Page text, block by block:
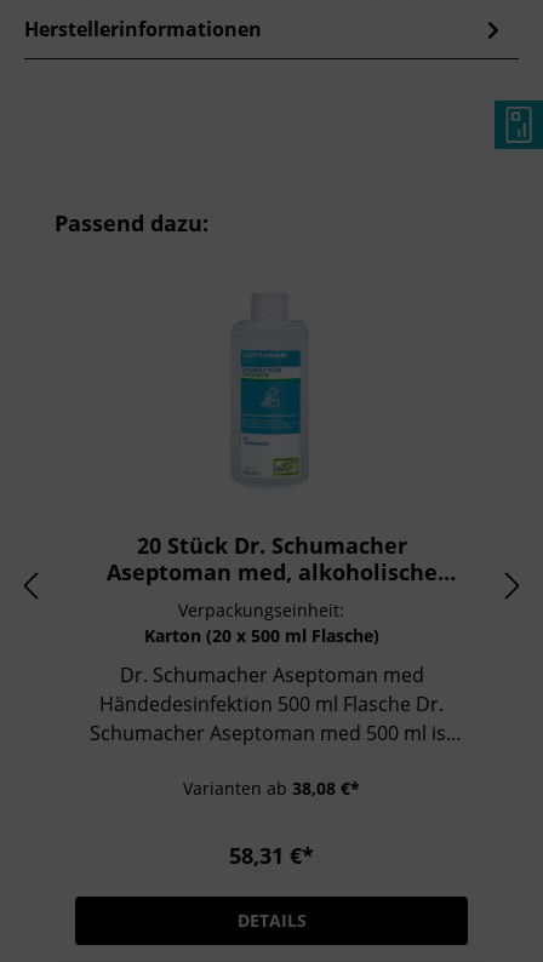
Herstellerinformationen
Produktgalerie überspringen
Passend dazu:
20 Stück Dr. Schumacher
Aseptoman med, alkoholische
Händedesinfektion 500 ml Flasche
Verpackungseinheit:
Karton (20 x 500 ml Flasche)
Dr. Schumacher Aseptoman med
Händedesinfektion 500 ml Flasche Dr.
Schumacher Aseptoman med 500 ml ist
Händedesinfektion mit hervorragender
Substanzen wird die Haut gepflegt,
Produktmerkmale Inhalt: 500 ml Flasche
Varianten ab 38,08 €*
58,31 €*
DETAILS